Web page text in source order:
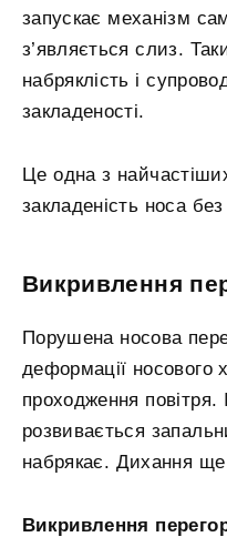
запускає механізм
з’являється слиз.
набряклість і
закладеності.
Це одна з
закладеність носа
Викривлення
Порушена носова
деформації носового
проходження повітря.
розвивається
набрякає. Дихання
Викривлення